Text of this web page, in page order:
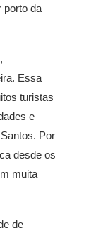
porto da
Essa
turistas
e
Por
desde os
muita
de